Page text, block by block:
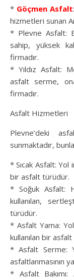
* Göçmen Asfalt
hizmetleri sunan
* Plevne Asfalt:
sahip, yüksek
firmadır.
* Yıldız Asfalt:
asfalt serme,
firmadır.
Asfalt Hizmetleri
Plevne’deki
sunmaktadır,
* Sıcak Asfalt: Yol
bir asfalt türüdür.
* Soğuk Asfalt:
kullanılan,
türüdür.
* Asfalt Yama:
kullanılan bir
* Asfalt Serme:
asfaltlanmasının
* Asfalt